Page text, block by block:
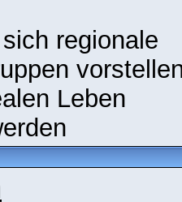
regionale
Leben